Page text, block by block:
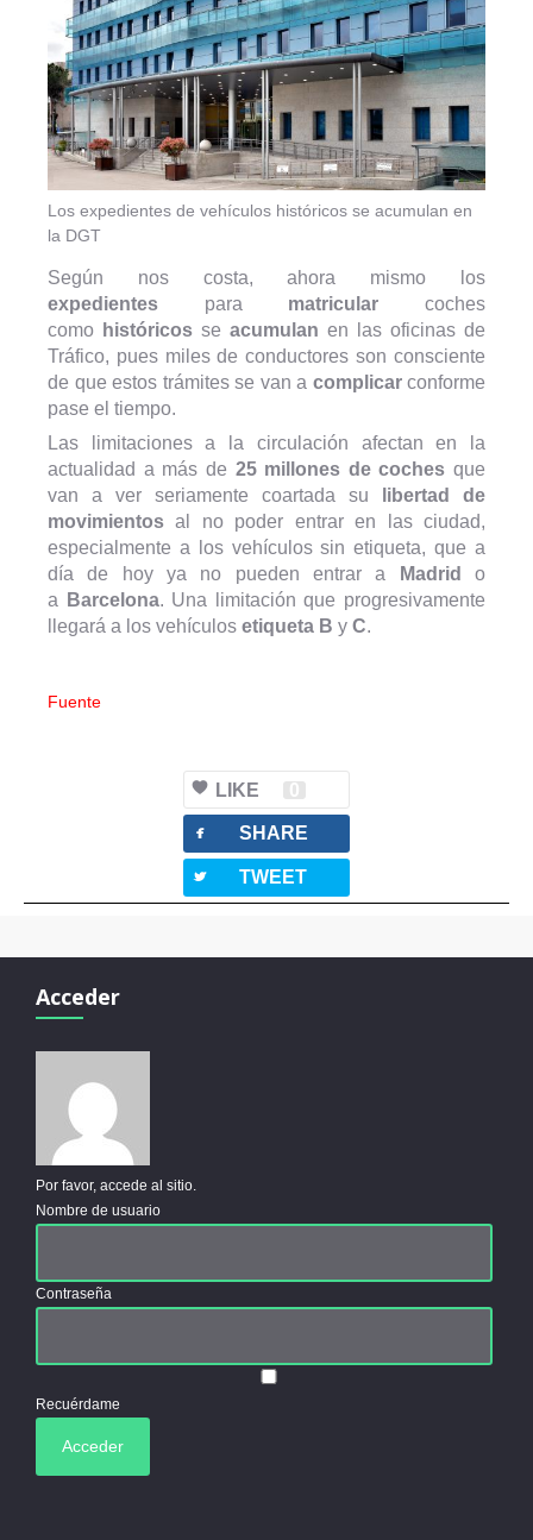
Los expedientes de vehículos históricos se acumulan en
la DGT
Según nos costa, ahora mismo los
expedientes para matricular coches
como históricos se acumulan en las oficinas de
Tráfico, pues miles de conductores son consciente
de que estos trámites se van a complicarconforme
pase el tiempo.
Las limitaciones a la circulación afectan en la
actualidad a más de 25 millones de coches que
van a ver seriamente coartada su
libertad de
movimientos al no poder entrar en las ciudad,
especialmente a los vehículos sin etiqueta, que a
día de hoy ya no pueden entrar a
Madrid
o
a
Barcelona. Una limitación que progresivamente
llegará a los vehículos etiqueta B y C.
Fuente
LIKE 0
facebook SHARE
twitterbird TWEET
Acceder
Por favor, accede al sitio.
Nombre de usuario
Contraseña
Recuérdame